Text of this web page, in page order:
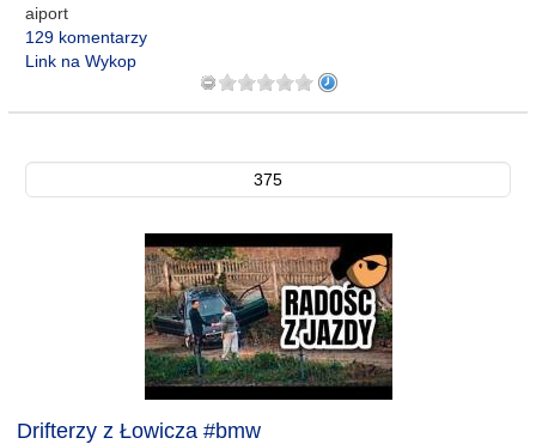
aiport
129 komentarzy
Link na Wykop
375
Drifterzy z Łowicza #bmw